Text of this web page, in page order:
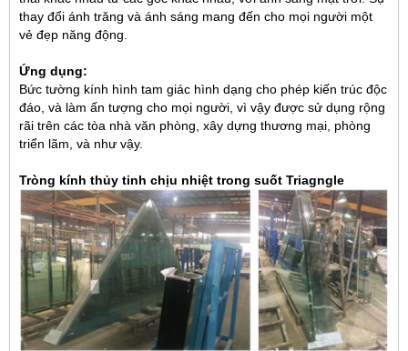
thay đổi ánh trăng và ánh sáng mang đến cho mọi người một
vẻ đẹp năng động.
Ứng dụng:
Bức tường kính hình tam giác hình dạng cho phép kiến ​​trúc độc
đáo, và làm ấn tượng cho mọi người, vì vậy được sử dụng rộng
rãi trên các tòa nhà văn phòng, xây dựng thương mại, phòng
triển lãm, và như vậy.
Tròng kính thủy tinh chịu nhiệt trong suốt Triagngle